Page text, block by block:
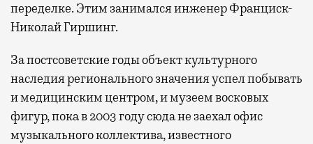
переделке. Этим занимался инженер Франциск-
Николай Гиршинг.
За постсоветские годы объект культурного
наследия регионального значения успел побывать
и медицинским центром, и музеем восковых
фигур, пока в 2003 году сюда не заехал офис
музыкального коллектива, известного